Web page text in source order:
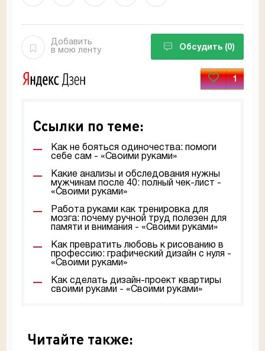
Добавить
в мою ленту
Обсудить (0)
1
Ссылки по теме:
Как не бояться одиночества: помоги
себе сам - «Своими руками»
Какие анализы и обследования нужны
мужчинам после 40: полный чек-лист -
«Своими руками»
Работа руками как тренировка для
мозга: почему ручной труд полезен для
памяти и внимания - «Своими руками»
Как превратить любовь к рисованию в
профессию: графический дизайн с нуля -
«Своими руками»
Как сделать дизайн-проект квартиры
своими руками - «Своими руками»
Читайте также: